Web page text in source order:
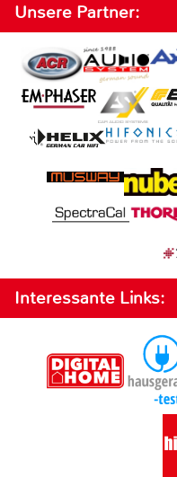
Unsere Partner:
Interessante Links: